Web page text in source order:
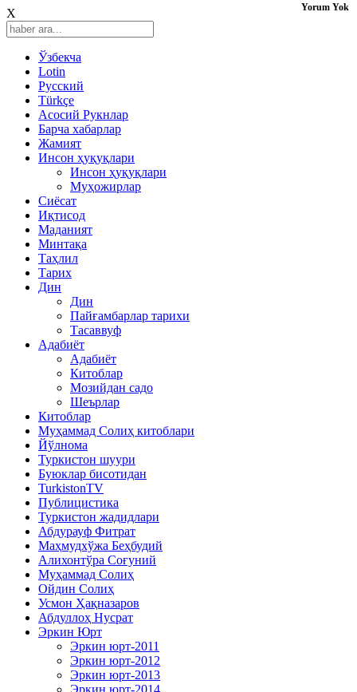
X
Ўзбекча
Lotin
Русский
Türkçe
Асосий Рукнлар
Барча хабарлар
Жамият
Инсон ҳуқуқлари
Инсон ҳуқуқлари
Муҳожирлар
Сиёсат
Иқтисод
Mаданият
Минтақа
Таҳлил
Тарих
Дин
Дин
Пайғамбарлар тарихи
Тасаввуф
Адабиёт
Адабиёт
Китоблар
Мозийдан садо
Шеърлар
Китоблар
Муҳаммад Солиҳ китоблари
Йўлнома
Туркистон шуури
Буюклар бисотидан
TurkistonTV
Публицистика
Туркистон жадидлари
Абдурауф Фитрат
Маҳмудхўжа Беҳбудий
Алихонтўра Соғуний
Муҳаммад Солиҳ
Ойдин Солиҳ
Усмон Ҳақназаров
Абдуллоҳ Нусрат
Эркин Юрт
Эркин юрт-2011
Эркин юрт-2012
Эркин юрт-2013
Эркин юрт-2014
Yorum Yok